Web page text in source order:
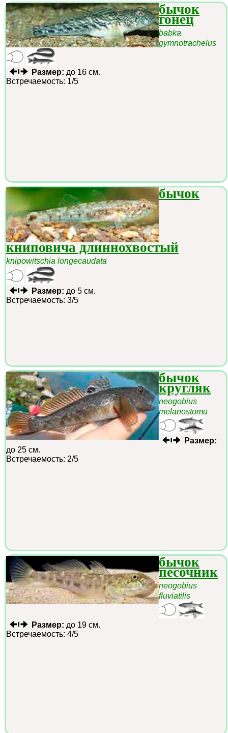
бычок
гонец
babka
gymnotrachelus
Размер: до 16 см.
Встречаемость: 1/5
бычок
книповича длиннохвостый
knipowitschia longecaudata
Размер: до 5 см.
Встречаемость: 3/5
бычок
кругляк
neogobius
melanostomu
Размер:
до 25 см.
Встречаемость: 2/5
бычок
песочник
neogobius
fluviatilis
Размер: до 19 см.
Встречаемость: 4/5